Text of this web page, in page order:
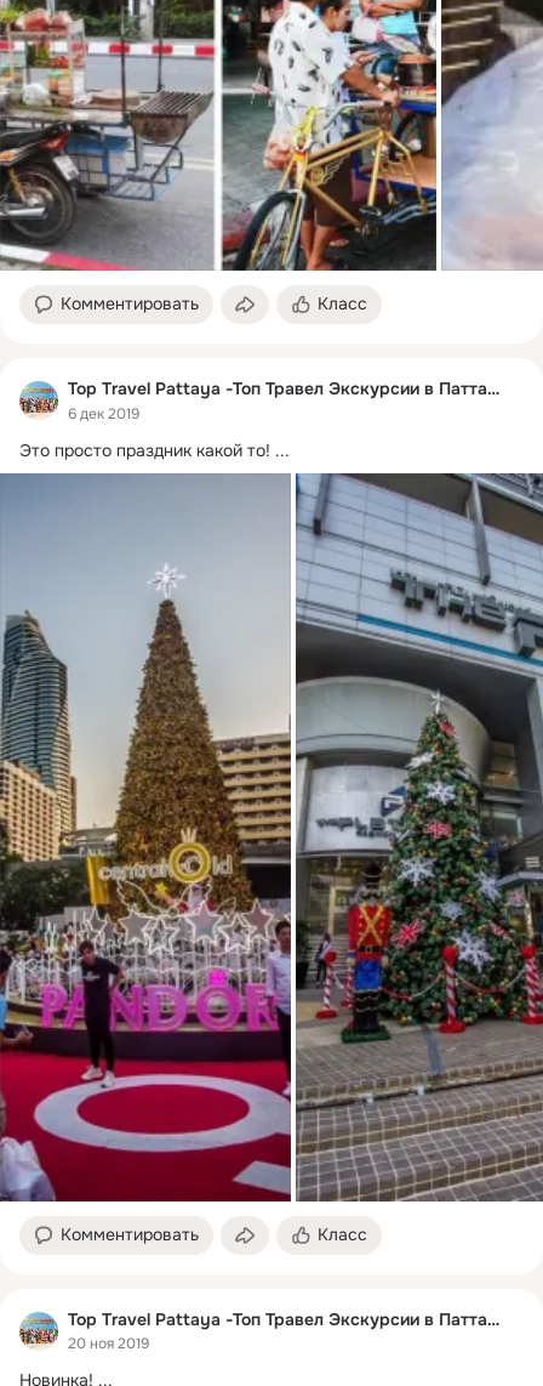
Комментировать Класс
Top Travel Pattaya -Топ Травел Экскурсии в Паттайе
6 дек 2019
Это просто праздник какой то! ...
Комментировать Класс
Top Travel Pattaya -Топ Травел Экскурсии в Паттайе
20 ноя 2019
Новинка! ...